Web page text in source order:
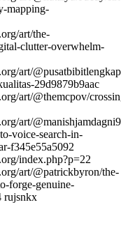
mapping-
art/the-
clutter-overwhelm-
art/
29d9879b9aac
art/@themcpov/
art/
voice-search-in-
f345e55a5092
index.php?p=22
art/@patrickbyron/the-
forge-genuine-
rujsnkx